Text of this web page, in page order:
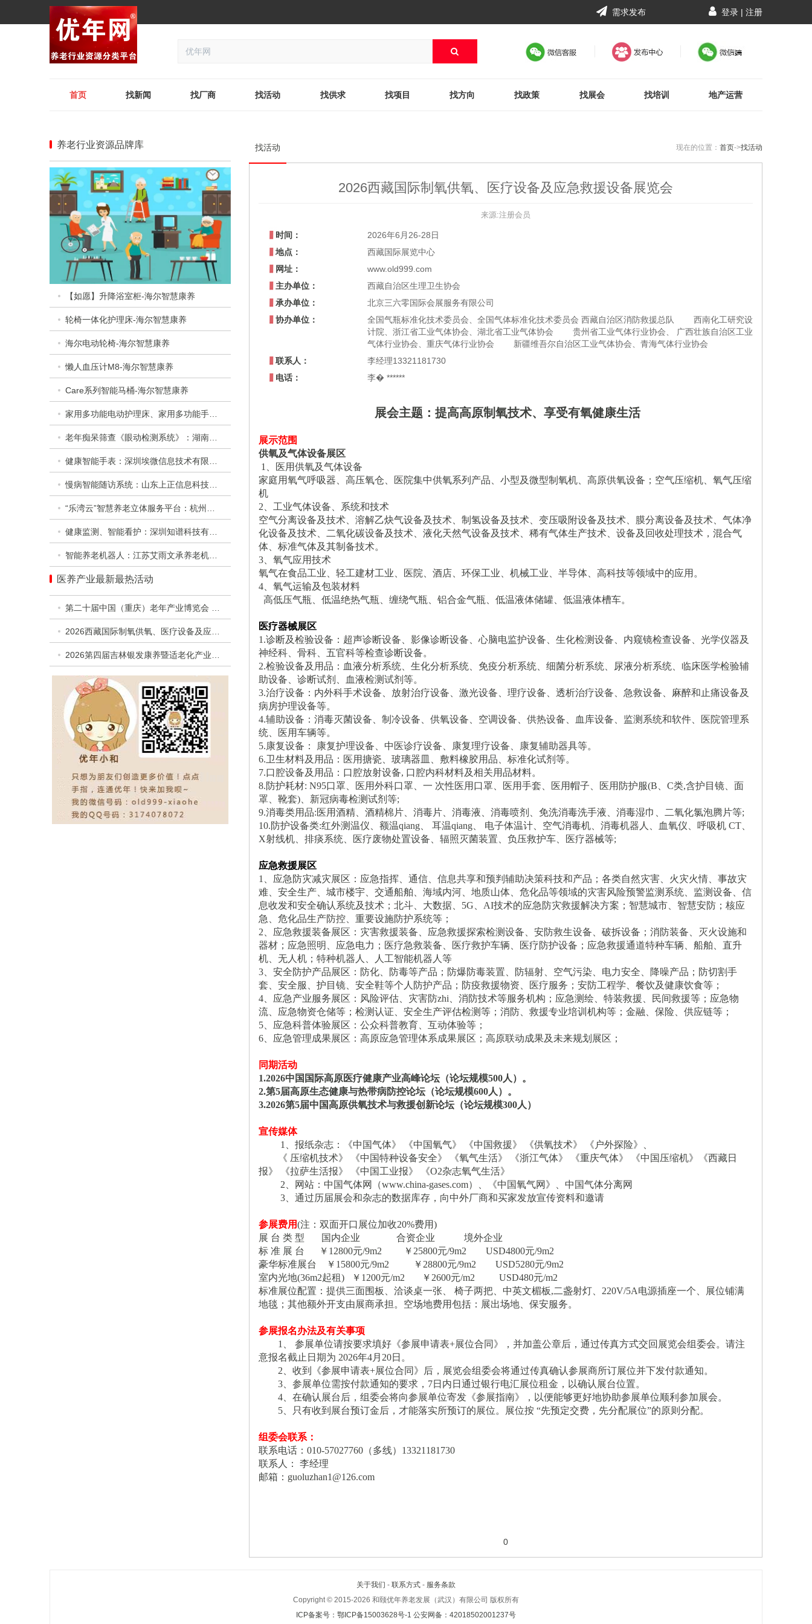
需求发布 登录 | 注册
首页 找新闻 找厂商 找活动 找供求 找项目 找方向 找政策 找展会 找培训 地产运营
养老行业资源品牌库
【如愿】升降浴室柜-海尔智慧康养
轮椅一体化护理床-海尔智慧康养
海尔电动轮椅-海尔智慧康养
懒人血压计M8-海尔智慧康养
Care系列智能马桶-海尔智慧康养
家用多功能电动护理床、家用多功能手动护理床：​衡水乐活医疗器械有限公司
老年痴呆筛查《眼动检测系统》：湖南佩蕾斯特科技有限公司
健康智能手表：深圳埃微信息技术有限公司
慢病智能随访系统：山东上正信息科技有限公司
“乐湾云”智慧养老立体服务平台：杭州乐湾科技有限公司
健康监测、智能看护：深圳知谱科技有限公司
智能养老机器人：江苏艾雨文承养老机器人有限公司
医养产业最新最热活动
第二十届中国（重庆）老年产业博览会 暨第二届西部银发经济高质量发展合作交流活动
2026西藏国际制氧供氧、医疗设备及应急救援设备展览会
2026第四届吉林银发康养暨适老化产业博览会
找活动 现在的位置： 首页->找活动
2026西藏国际制氧供氧、医疗设备及应急救援设备展览会
来源:注册会员
时间：
2026年6月26-28日
地点：
西藏国际展览中心
网址：
www.old999.com
主办单位：
西藏自治区生理卫生协会
承办单位：
北京三六零国际会展服务有限公司
协办单位：
全国气瓶标准化技术委员会、全国气体标准化技术委员会 西藏自治区消防救援总队 西南化工研究设
计院、浙江省工业气体协会、湖北省工业气体协会 贵州省工业气体行业协会、 广西壮族自治区工业
气体行业协会、重庆气体行业协会 新疆维吾尔自治区工业气体协会、青海气体行业协会
联系人：
李经理13321181730
电话：
李� ******
展会主题：提高高原制氧技术、享受有氧健康生活
展示范围
供氧及气体设备展区
1、医用供氧及气体设备
家庭用氧气呼吸器、高压氧仓、医院集中供氧系列产品、小型及微型制氧机、高原供氧设备；空气压缩机、氧气压缩
机
2、工业气体设备、系统和技术
空气分离设备及技术、溶解乙炔气设备及技术、制氢设备及技术、变压吸附设备及技术、膜分离设备及技术、气体净
化设备及技术、二氧化碳设备及技术、液化天然气设备及技术、稀有气体生产技术、设备及回收处理技术，混合气
体、标准气体及其制备技术。
3、氧气应用技术
氧气在食品工业、轻工建材工业、医院、酒店、环保工业、机械工业、半导体、高科技等领域中的应用。
4、氧气运输及包装材料
高低压气瓶、低温绝热气瓶、缠绕气瓶、铝合金气瓶、低温液体储罐、低温液体槽车。
医疗器械展区
1.诊断及检验设备：超声诊断设备、影像诊断设备、心脑电监护设备、生化检测设备、内窥镜检查设备、光学仪器及
神经科、骨科、五官科等检查诊断设备。
2.检验设备及用品：血液分析系统、生化分析系统、免疫分析系统、细菌分析系统、尿液分析系统、临床医学检验辅
助设备、诊断试剂、血液检测试剂等。
3.治疗设备：内外科手术设备、放射治疗设备、激光设备、理疗设备、透析治疗设备、急救设备、麻醉和止痛设备及
病房护理设备等。
4.辅助设备：消毒灭菌设备、制冷设备、供氧设备、空调设备、供热设备、血库设备、监测系统和软件、医院管理系
统、医用车辆等。
5.康复设备： 康复护理设备、中医诊疗设备、康复理疗设备、康复辅助器具等。
6.卫生材料及用品：医用搪瓷、玻璃器皿、敷料橡胶用品、标准化试剂等。
7.口腔设备及用品：口腔放射设备, 口腔内科材料及相关用品材料。
8.防护耗材: N95口罩、医用外科口罩、一 次性医用口罩、医用手套、医用帽子、医用防护服(B、C类,含护目镜、面
罩、靴套)、新冠病毒检测试剂等;
9.消毒类用品:医用酒精、酒精棉片、消毒片、消毒液、消毒喷剂、免洗消毒洗手液、消毒湿巾、二氧化氯泡腾片等;
10.防护设备类:红外测温仪、额温qiang、 耳温qiang、 电子体温计、空气消毒机、消毒机器人、血氧仪、呼吸机 CT、
X射线机、排痰系统、医疗废物处置设备、辐照灭菌装置、负压救护车、医疗器械等;
应急救援展区
1、应急防灾减灾展区：应急指挥、通信、信息共享和预判辅助决策科技和产品；各类自然灾害、火灾火情、事故灾
难、安全生产、城市楼宇、交通船舶、海域内河、地质山体、危化品等领域的灾害风险预警监测系统、监测设备、信
息收发和安全确认系统及技术；北斗、大数据、5G、AI技术的应急防灾救援解决方案；智慧城市、智慧安防；核应
急、危化品生产防控、重要设施防护系统等；
2、应急救援装备展区：灾害救援装备、应急救援探索检测设备、安防救生设备、破拆设备；消防装备、灭火设施和
器材；应急照明、应急电力；医疗急救装备、医疗救护车辆、医疗防护设备；应急救援通道特种车辆、船舶、直升
机、无人机；特种机器人、人工智能机器人等
3、安全防护产品展区：防化、防毒等产品；防爆防毒装置、防辐射、空气污染、电力安全、降噪产品；防切割手
套、安全服、护目镜、安全鞋等个人防护产品；防疫救援物资、医疗服务；安防工程学、餐饮及健康饮食等；
4、应急产业服务展区：风险评估、灾害防zhi、消防技术等服务机构；应急测绘、特装救援、民间救援等；应急物
流、应急物资仓储等；检测认证、安全生产评估检测等；消防、救援专业培训机构等；金融、保险、供应链等；
5、应急科普体验展区：公众科普教育、互动体验等；
6、应急管理成果展区：高原应急管理体系成果展区；高原联动成果及未来规划展区；
同期活动
1.2026中国国际高原医疗健康产业高峰论坛（论坛规模500人）。
2.第5届高原生态健康与热带病防控论坛（论坛规模600人）。
3.2026第5届中国高原供氧技术与救援创新论坛（论坛规模300人）
宣传媒体
1、报纸杂志：《中国气体》 《中国氧气》 《中国救援》 《供氧技术》 《户外探险》、
《 压缩机技术》 《中国特种设备安全》 《氧气生活》 《浙江气体》 《重庆气体》
《中国压缩机》《西藏日
报》
《拉萨生活报》 《中国工业报》 《O2杂志氧气生活》
2、网站：中国气体网（www.china-gases.com）、《中国氧气网》、中国气体分离网
3、通过历届展会和杂志的数据库存，向中外厂商和买家发放宣传资料和邀请
参展费用(注：双面开口展位加收20%费用)
展 台 类 型 国内企业 合资企业
境外企业
标 准 展 台 ￥ 12800元/9m2 ￥25800元/9m2 USD4800元/9m2
豪华标准展台
￥ 15800元/9m2 ￥28800元/9m2 USD5280元/9m2
室内光地(36m2起租) ￥1200元/m2 ￥2600元/m2
USD480元/m2
标准展位配置：提供三面围板、洽谈桌一张、
椅子两把、中英文楣板,二盏射灯、220V/5A电源插座一个、展位铺满
地毯；其他额外开支由展商承担。空场地费用包括：展出场地、保安服务。
参展报名办法及有关事项
1、 参展单位请按要求填好《参展申请表+展位合同》，并加盖公章后，通过传真方式交回展览会组委会。请注
意报名截止日期为 2026年4月 20日。
2、收到《参展申请表+展位合同》后，展览会组委会将通过传真确认参展商所订展位并下发付款通知。
3、参展单位需按付款通知的要求，7日内日通过银行电汇展位租金，以确认展台位置。
4、在确认展台后，组委会将向参展单位寄发《参展指南》，以便能够更好地协助参展单位顺利参加展会。
5、只有收到展台预订金后，才能落实所预订的展位。展位按 “先预定交费，先分配展位”的原则分配。
组委会联系：
联系电话： 010-57027760（多线）13321181730
联系人：
李经理
邮箱： guoluzhan1@126.com
0
关于我们 - 联系方式 - 服务条款
Copyright © 2015-2026 和颐优年养老发展（武汉）有限公司 版权所有
ICP备案号：鄂ICP备15003628号-1 公安网备：42018502001237号